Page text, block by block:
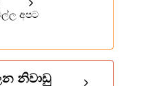
අපට
නිවාඩු